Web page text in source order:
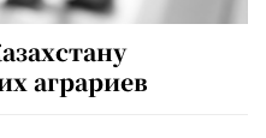
аграриев